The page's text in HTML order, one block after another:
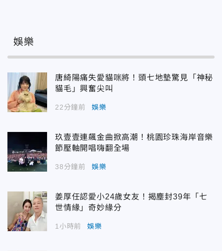
娛樂
唐綺陽痛失愛貓咪將！頭七地墊驚見「神秘
貓毛」興奮尖叫
22分鐘前 娛樂
玖壹壹連飆金曲掀高潮！桃園珍珠海岸音樂
節壓軸開唱嗨翻全場
38分鐘前 娛樂
姜厚任認愛小24歲女友！揭塵封39年「七
世情緣」奇妙緣分
1小時前 娛樂